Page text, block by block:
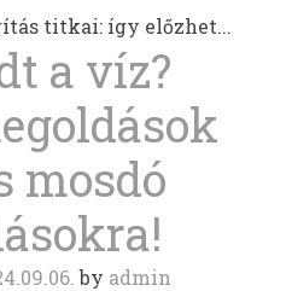
titkai: így előzhet...
a víz?
mosdó
by admin